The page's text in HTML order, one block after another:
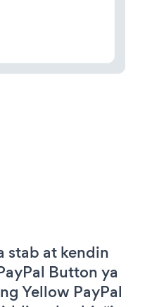
stab at kendin
Button ya
Yellow PayPal